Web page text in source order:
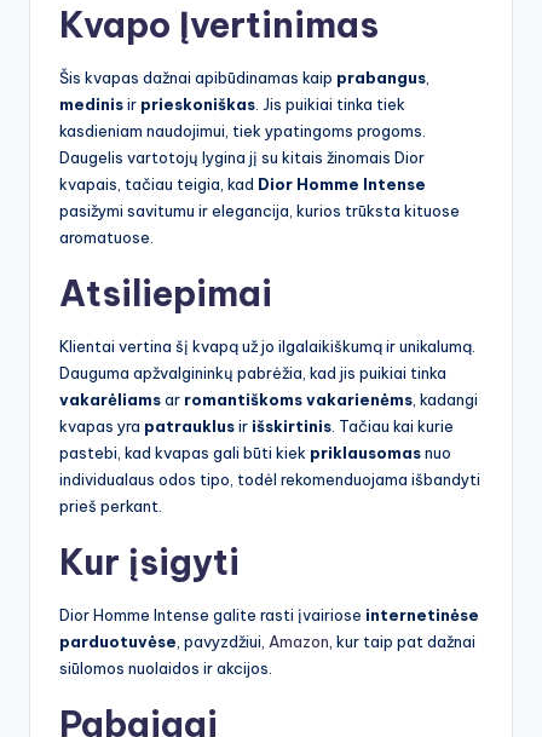
Kvapo Įvertinimas
Šis kvapas dažnai apibūdinamas kaip prabangus
medinisir prieskoniškas . Jis puikiai tinka tiek
kasdieniam naudojimui, tiek ypatingoms progoms.
Daugelis vartotojų lygina jį su kitais žinomais Dior
kvapais, tačiau teigia, kad Dior Homme Intense
pasižymi savitumu ir elegancija, kurios trūksta kituose
aromatuose.
Atsiliepimai
Klientai vertina šį kvapą už jo ilgalaikiškumą ir unikalumą.
Dauguma apžvalgininkų pabrėžia, kad jis puikiai tinka
vakarėliamsar romantiškoms vakarienėms , kadangi
kvapas yra patrauklusir išskirtinis . Tačiau kai kurie
pastebi, kad kvapas gali būti kiek priklausomasnuo
individualaus odos tipo, todėl rekomenduojama išbandyti
prieš perkant.
Kur įsigyti
Dior Homme Intense galite rasti įvairiose internetinėse
parduotuvėse , pavyzdžiui, Amazon , kur taip pat dažnai
siūlomos nuolaidos ir akcijos.
Pabaigai